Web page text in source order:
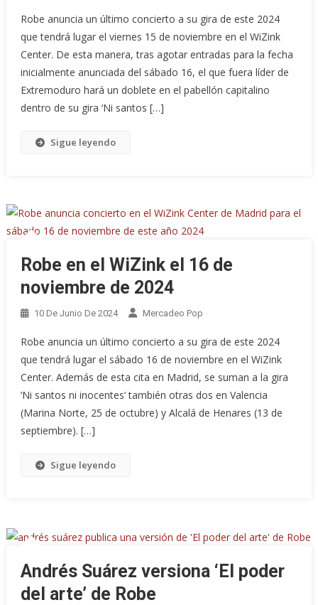
Robe anuncia un último concierto a su gira de este 2024
que tendrá lugar el viernes 15 de noviembre en el WiZink
Center. De esta manera, tras agotar entradas para la fecha
inicialmente anunciada del sábado 16, el que fuera líder de
Extremoduro hará un doblete en el pabellón capitalino
dentro de su gira ‘Ni santos […]
Sigue leyendo
Robe en el WiZink el 16 de
noviembre de 2024
10 De Junio De 2024 Mercadeo Pop
Robe anuncia un último concierto a su gira de este 2024
que tendrá lugar el sábado 16 de noviembre en el WiZink
Center. Además de esta cita en Madrid, se suman a la gira
‘Ni santos ni inocentes‘ también otras dos en Valencia
(Marina Norte, 25 de octubre) y Alcalá de Henares (13 de
septiembre). […]
Sigue leyendo
Andrés Suárez versiona ‘El poder
del arte’ de Robe